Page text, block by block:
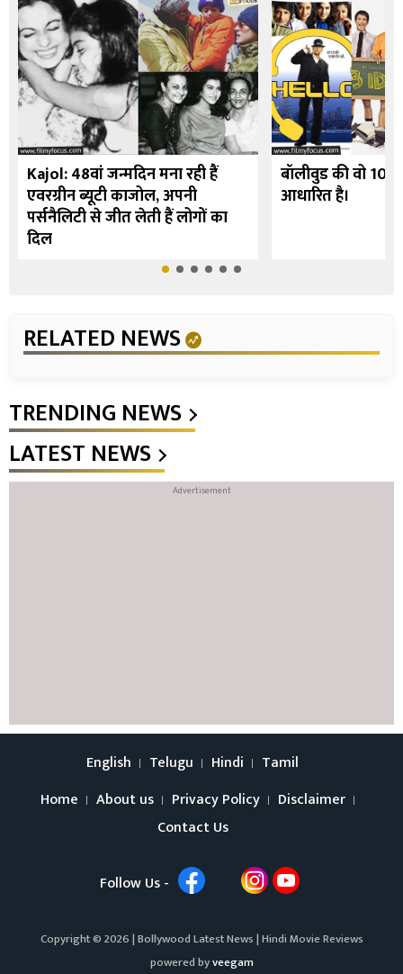
Kajol: 48वां जन्मदिन मना रही हैं
एवरग्रीन ब्यूटी काजोल, अपनी
पर्सनैलिटी से जीत लेती हैं लोगों का
दिल
बॉलीवुड की वो 10
आधारित है।
RELATED NEWS
TRENDING NEWS
LATEST NEWS
English Telugu Hindi
Tamil
Home
About us Privacy Policy
Disclaimer
Contact Us
Follow Us -
Copyright © 2026 |Bollywood Latest News|Hindi Movie Reviews
powered byveegam